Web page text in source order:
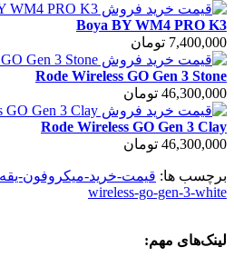
Boya BY WM4 PRO K3
7,400,000 تومان
Rode Wireless GO Gen 3 Stone
46,300,000 تومان
Rode Wireless GO Gen 3 Clay
46,300,000 تومان
برچسب ها:
wireless-go-gen-3-white
لینک‌های مهم: